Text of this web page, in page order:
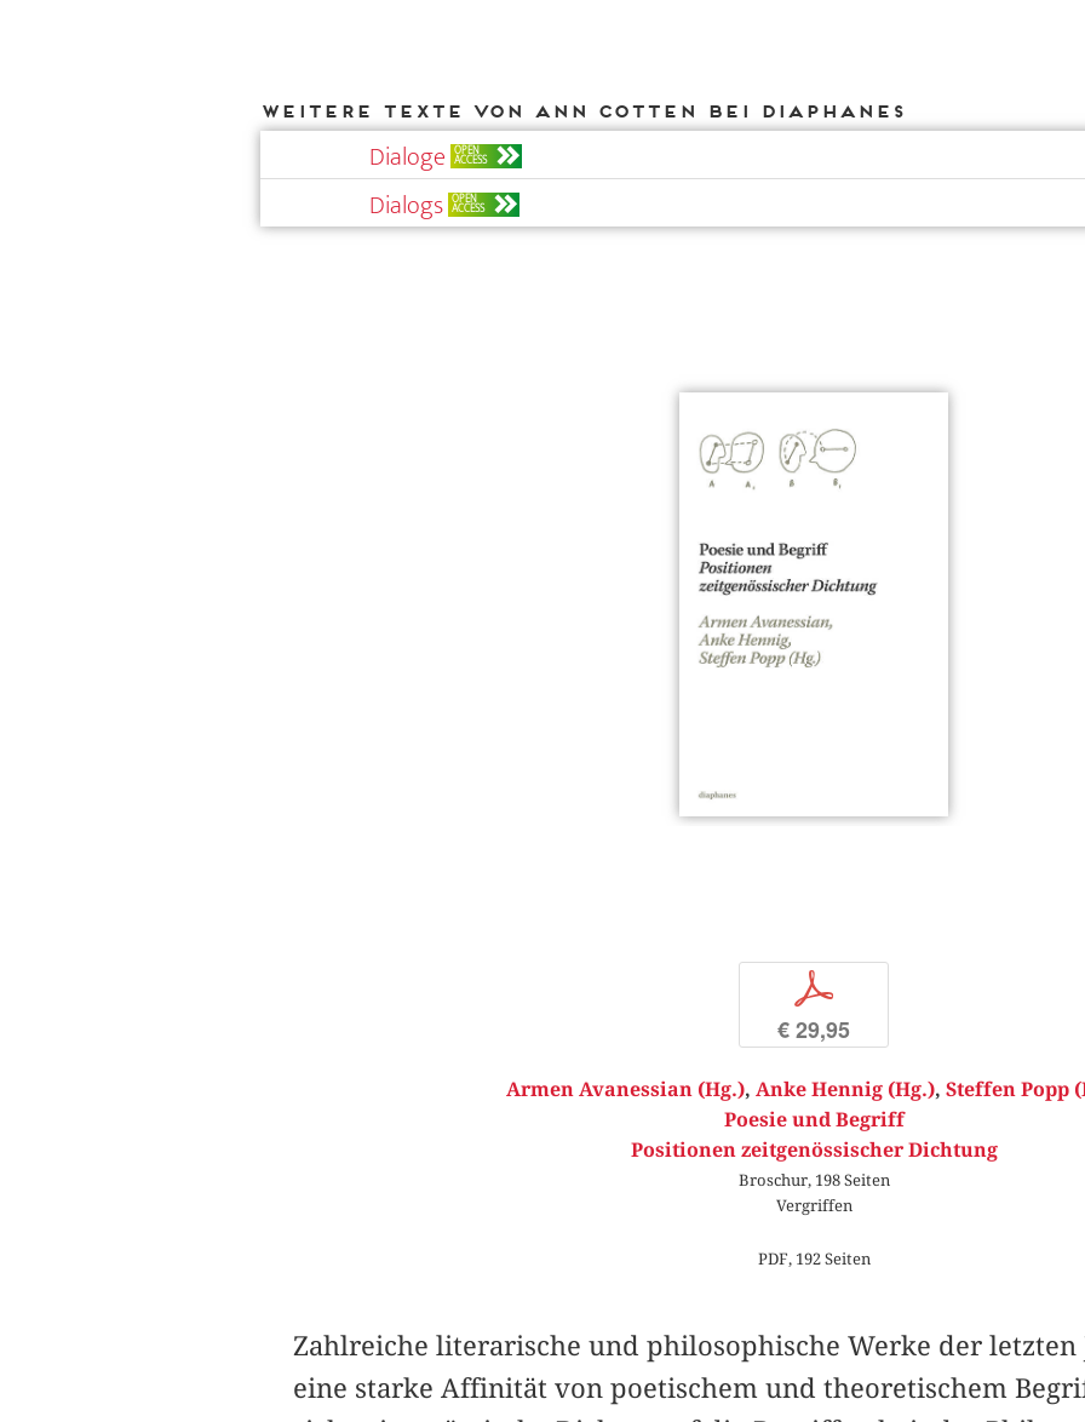
Weitere Texte von Ann Cotten bei DIAPHANES
Dialoge OPEN
ACCESS
Dialogs OPEN
ACCESS
p
€ 29,95
Armen Avanessian (Hg.), Anke Hennig (Hg.), Steffen Popp
Poesie und Begriff
Positionen zeitgenössischer Dichtung
Broschur, 198 Seiten
Vergriffen
PDF, 192 Seiten
Zahlreiche literarische und philosophische Werke der letzten
eine starke Affinität von poetischem und theoretischem